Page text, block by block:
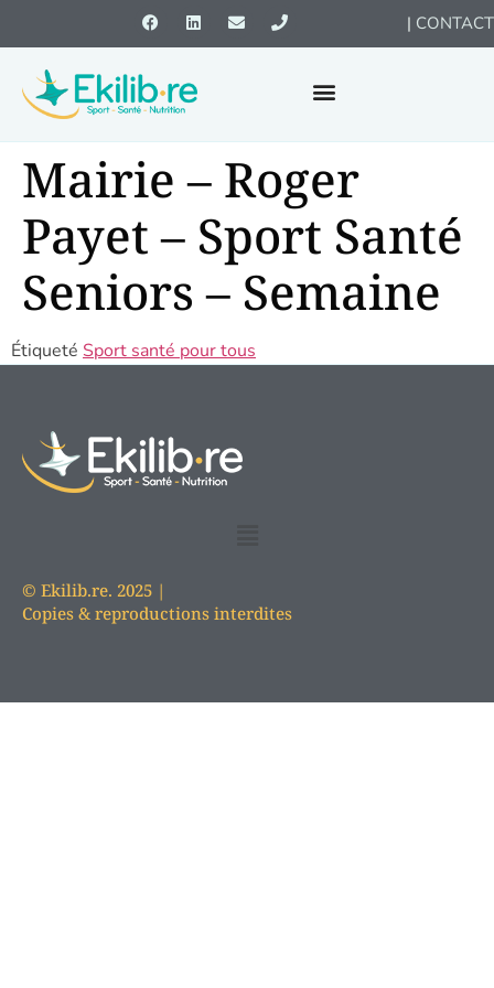
| CONTACT
Mairie – Roger
Payet – Sport Santé
Seniors – Semaine
Étiqueté Sport santé pour tous
© Ekilib.re. 2025 |
Copies & reproductions interdites